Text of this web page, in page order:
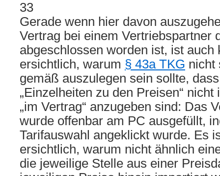
33
Gerade wenn hier davon
Vertrag bei einem Vertriebspartner
abgeschlossen worden ist, ist auch
ersichtlich, warum § 43a TKG nicht
gemäß auszulegen sein sollte,
„Einzelheiten zu den Preisen“
„im Vertrag“ anzugeben sind: Das
wurde offenbar am PC ausgefüllt,
Tarifauswahl angeklickt wurde. Es
ersichtlich, warum nicht ähnlich
die jeweilige Stelle aus einer